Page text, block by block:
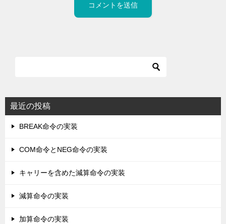
最近の投稿
BREAK命令の実装
COM命令とNEG命令の実装
キャリーを含めた減算命令の実装
減算命令の実装
加算命令の実装